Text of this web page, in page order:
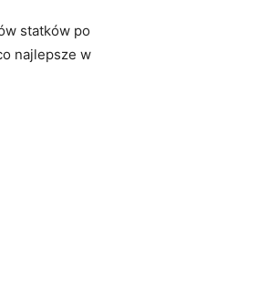
statków po
najlepsze w